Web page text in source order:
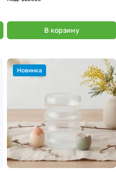
В корзину
Новинка